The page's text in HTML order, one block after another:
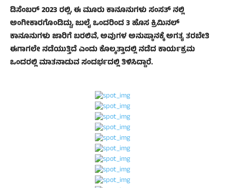
ಡಿಸೆಂಬರ್ 2023 ರಲ್ಲಿ, ಈ ಮೂರು ಕಾನೂನುಗಳು ಸಂಸತ್ ನಲ್ಲಿ
ಅಂಗೀಕಾರಗೊಂಡಿದ್ದು, ಜುಲೈ ಒಂದರಿಂದ 3 ಹೊಸ ಕ್ರಿಮಿನಲ್
ಕಾನೂನುಗಳು ಜಾರಿಗೆ ಬರಲಿವೆ, ಅವುಗಳ ಅನುಷ್ಠಾನಕ್ಕೆ ಅಗತ್ಯ ತರಬೇತಿ
ಈಗಾಗಲೇ ನಡೆಯುತ್ತಿದೆ ಎಂದು ಕೊಲ್ಕತ್ತಾದಲ್ಲಿ ನಡೆದ ಕಾರ್ಯಕ್ರಮ
ಒಂದರಲ್ಲಿ ಮಾತನಾಡುವ ಸಂದರ್ಭದಲ್ಲಿ ತಿಳಿಸಿದ್ದಾರೆ.